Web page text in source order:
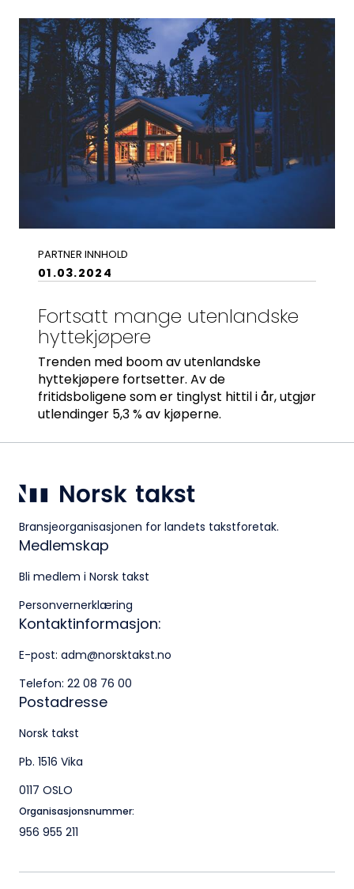
PARTNER INNHOLD
01.03.2024
Fortsatt mange utenlandske
hyttekjøpere
Trenden med boom av utenlandske
hyttekjøpere fortsetter. Av de
fritidsboligene som er tinglyst hittil i år, utgjør
utlendinger 5,3 % av kjøperne.
Bransjeorganisasjonen for landets takstforetak.
Medlemskap
Bli medlem i Norsk takst
Personvernerklæring
Kontaktinformasjon:
E-post: adm@norsktakst.no
Telefon: 22 08 76 00
Postadresse
Norsk takst
Pb. 1516 Vika
0117 OSLO
Organisasjonsnummer:
956 955 211